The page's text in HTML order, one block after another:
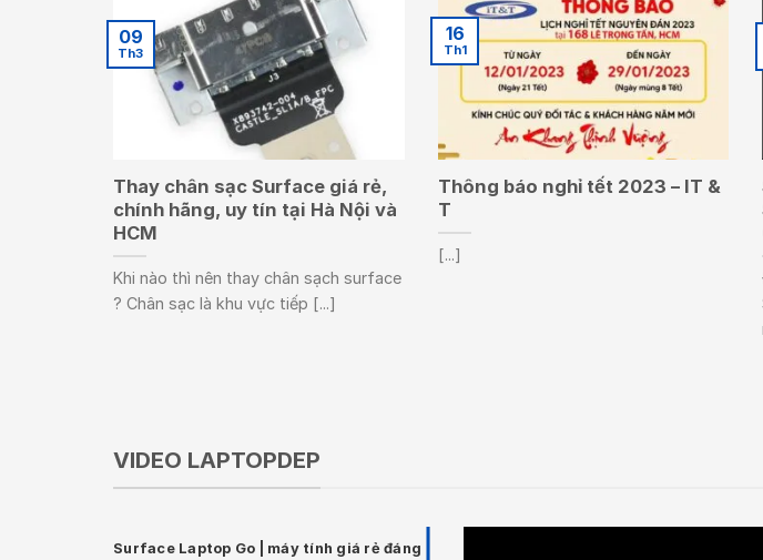
Thay chân sạc Surface giá rẻ,
chính hãng, uy tín tại Hà Nội và
HCM
Khi nào thì nên thay chân sạch surface
? Chân sạc là khu vực tiếp [...]
09
Th3
Thông báo nghỉ tết 2023 – IT &
T
[...]
16
Th1
VIDEO LAPTOPDEP
Surface Laptop Go | máy tính giá rẻ đáng